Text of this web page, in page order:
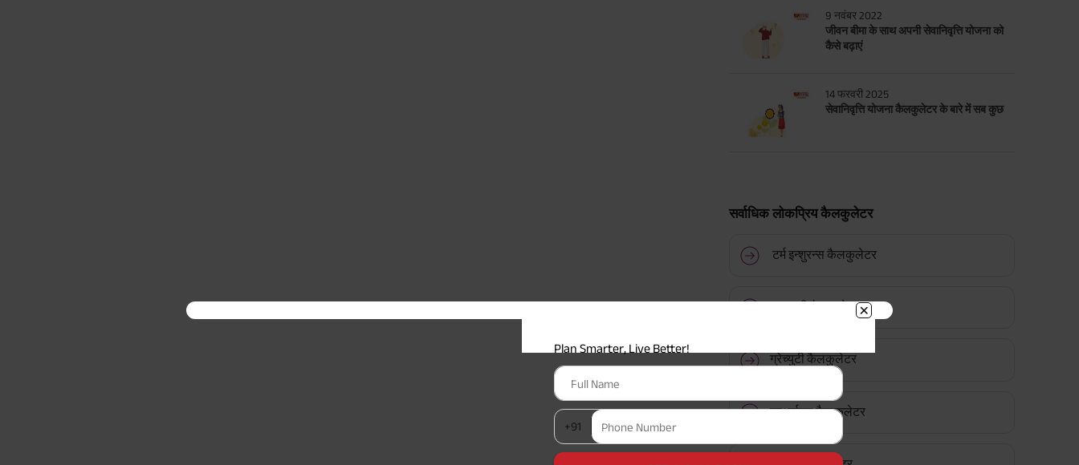
Plan Smarter, Live Better!
Full Name
+91 Phone Number
9 नवंबर 2022
जीवन बीमा के साथ अपनी सेवानिवृत्ति योजना को
कैसे बढ़ाएं
14 फरवरी 2025
सेवानिवृत्ति योजना कैलकुलेटर के बारे में सब कुछ
सर्वाधिक लोकप्रिय कैलकुलेटर
टर्म इन्शुरन्स कैलकुलेटर
एचएलवी कैलकुलेटर
ग्रेच्युटी कैलकुलेटर
एमआईएस कैलकुलेटर